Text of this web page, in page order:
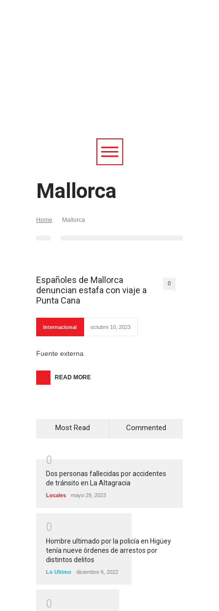
Mallorca
Home Mallorca
Españoles de Mallorca
denuncian estafa con viaje a
Punta Cana
0
Internacional octubre 10, 2023
Fuente externa
READ MORE
Most Read Commented
0
Dos personas fallecidas por accidentes
de tránsito en La Altagracia
Locales mayo 29, 2023
0
Hombre ultimado por la policía en Higüey
tenía nueve órdenes de arrestos por
distintos delitos
Lo Ultimo diciembre 6, 2022
0